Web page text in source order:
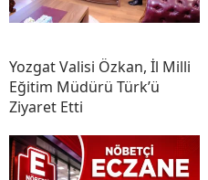
Yozgat Valisi Özkan, İl Milli
Eğitim Müdürü Türk’ü
Ziyaret Etti